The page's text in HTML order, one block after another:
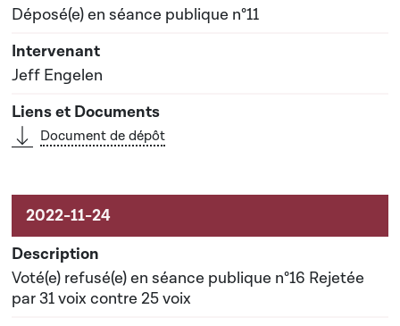
Déposé(e) en séance publique n°11
Jeff Engelen
Document de dépôt
Voté(e) refusé(e) en séance publique n°16 Rejetée
par 31 voix contre 25 voix